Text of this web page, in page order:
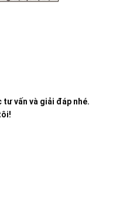
tư vấn và giải đáp nhé.